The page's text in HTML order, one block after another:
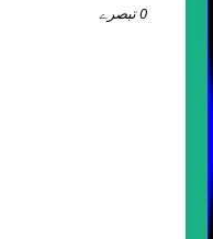
0 تبصرے